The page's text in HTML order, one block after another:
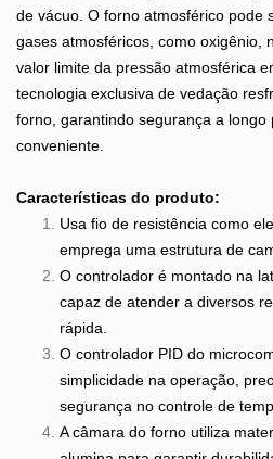
de vácuo. O forno atmosférico pode
gases atmosféricos, como oxigênio,
valor limite da pressão atmosférica
tecnologia exclusiva de vedação
forno, garantindo segurança a longo
conveniente.
Características do produto:
Usa fio de resistência como
emprega uma estrutura de
O controlador é montado na
capaz de atender a diversos
rápida.
O controlador PID do
simplicidade na operação,
segurança no controle de
A câmara do forno utiliza